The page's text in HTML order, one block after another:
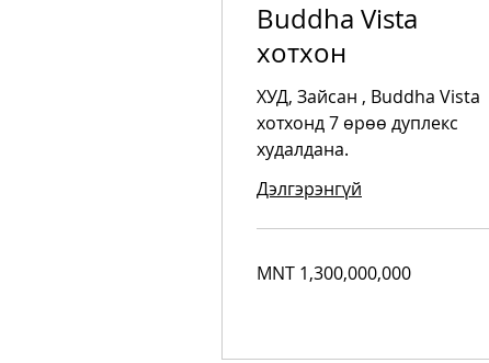
Buddha Vista
хотхон
ХУД, Зайсан , Buddha Vista
хотхонд 7 өрөө дуплекс
худалдана.
Дэлгэрэнгүй
Mongolian
MNT 1,300,000,000